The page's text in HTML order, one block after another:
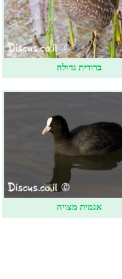
ברודית גדולה
אגמית מצויה